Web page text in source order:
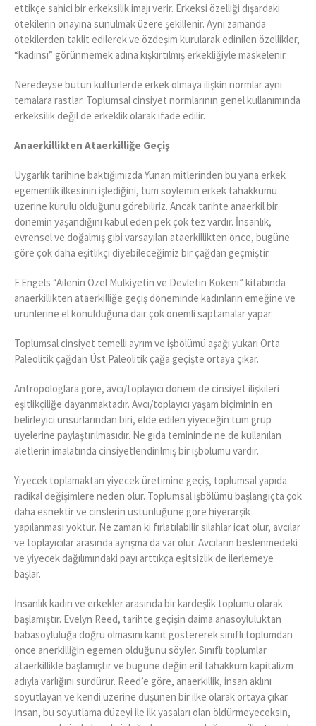
ettikçe sahici bir erkeksilik imajı verir. Erkeksi özelliği dışardaki
ötekilerin onayına sunulmak üzere şekillenir. Aynı zamanda
ötekilerden taklit edilerek ve özdeşim kurularak edinilen özellikler,
“kadınsı” görünmemek adına kışkırtılmış erkekliğiyle maskelenir.
Neredeyse bütün kültürlerde erkek olmaya ilişkin normlar aynı
temalara rastlar. Toplumsal cinsiyet normlarının genel kullanımında
erkeksilik değil de erkeklik olarak ifade edilir.
Anaerkillikten Ataerkilliğe Geçiş
Uygarlık tarihine baktığımızda Yunan mitlerinden bu yana erkek
egemenlik ilkesinin işlediğini, tüm söylemin erkek tahakkümü
üzerine kurulu olduğunu görebiliriz. Ancak tarihte anaerkil bir
dönemin yaşandığını kabul eden pek çok tez vardır. İnsanlık,
evrensel ve doğalmış gibi varsayılan ataerkillikten önce, bugüne
göre çok daha eşitlikçi diyebileceğimiz bir çağdan geçmiştir.
F.Engels “Ailenin Özel Mülkiyetin ve Devletin Kökeni” kitabında
anaerkillikten ataerkilliğe geçiş döneminde kadınların emeğine ve
ürünlerine el konulduğuna dair çok önemli saptamalar yapar.
Toplumsal cinsiyet temelli ayrım ve işbölümü aşağı yukarı Orta
Paleolitik çağdan Üst Paleolitik çağa geçişte ortaya çıkar.
Antropologlara göre, avcı/toplayıcı dönem de cinsiyet ilişkileri
eşitlikçiliğe dayanmaktadır. Avcı/toplayıcı yaşam biçiminin en
belirleyici unsurlarından biri, elde edilen yiyeceğin tüm grup
üyelerine paylaştırılmasıdır. Ne gıda temininde ne de kullanılan
aletlerin imalatında cinsiyetlendirilmiş bir işbölümü vardır.
Yiyecek toplamaktan yiyecek üretimine geçiş, toplumsal yapıda
radikal değişimlere neden olur. Toplumsal işbölümü başlangıçta çok
daha esnektir ve cinslerin üstünlüğüne göre hiyerarşik
yapılanması yoktur. Ne zaman ki fırlatılabilir silahlar icat olur, avcılar
ve toplayıcılar arasında ayrışma da var olur. Avcıların beslenmedeki
ve yiyecek dağılımındaki payı arttıkça eşitsizlik de ilerlemeye
başlar.
İnsanlık kadın ve erkekler arasında bir kardeşlik toplumu olarak
başlamıştır. Evelyn Reed, tarihte geçişin daima anasoyluluktan
babasoyluluğa doğru olmasını kanıt göstererek sınıflı toplumdan
önce anerkilliğin egemen olduğunu söyler. Sınıflı toplumlar
ataerkillikle başlamıştır ve bugüne değin eril tahakküm kapitalizm
adıyla varlığını sürdürür. Reed’e göre, anaerkillik, insan aklını
soyutlayan ve kendi üzerine düşünen bir ilke olarak ortaya çıkar.
İnsan, bu soyutlama düzeyi ile ilk yasaları olan öldürmeyeceksin,